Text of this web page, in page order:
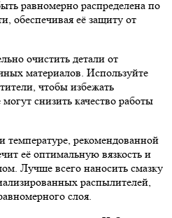
равномерно распределена по
обеспечивая её защиту от
очистить детали от
материалов. Используйте
чтобы избежать
снизить качество работы
температуре, рекомендованной
её оптимальную вязкость и
Лучше всего наносить смазку
распылителей,
слоя.